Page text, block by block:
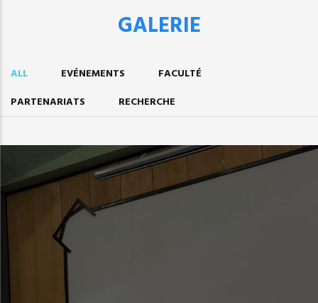
GALERIE
ALL EVÉNEMENTS
FACULTÉ
PARTENARIATS
RECHERCHE